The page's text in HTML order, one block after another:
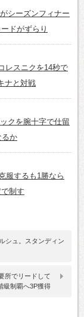
シーズンフィナー
ドがずらり
レスニクを14秒で
ナと対戦
クを腕十字で仕留
か
服するも1勝なら
制す
シュ。スタンディン
所でリードして
級制覇へ3P獲得